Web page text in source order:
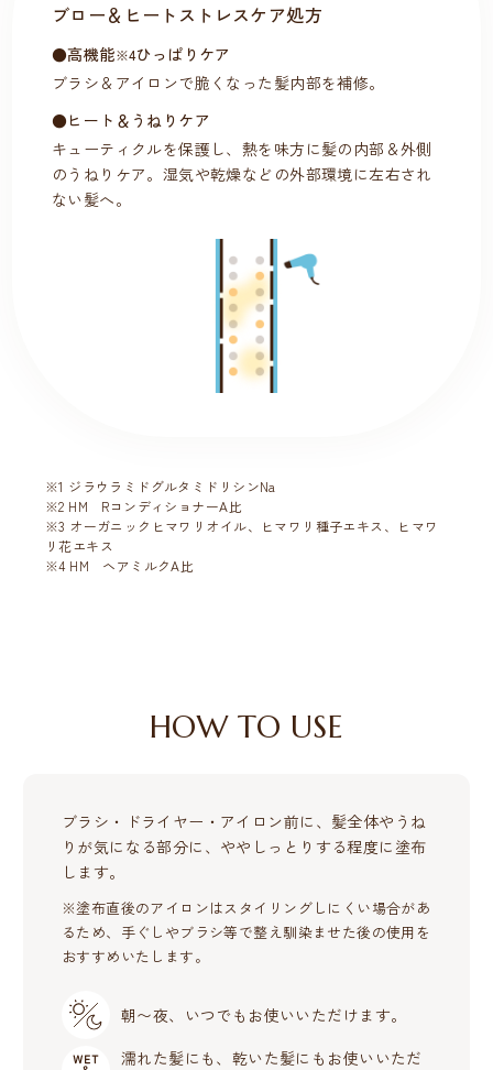
ブロー＆ヒートストレスケア処方
●高機能※4ひっぱりケア
ブラシ＆アイロンで脆くなった髪内部を補修。
●ヒート＆うねりケア
キューティクルを保護し、熱を味方に髪の内部＆外側
のうねりケア。湿気や乾燥などの外部環境に左右され
ない髪へ。
※1 ジラウラミドグルタミドリシンNa
※2 HM RコンディショナーA比
※3 オーガニックヒマワリオイル、ヒマワリ種子エキス、ヒマワ
リ花エキス
※4 HM ヘアミルクA比
HOW TO USE
ブラシ・ドライヤー・アイロン前に、髪全体やうね
りが気になる部分に、ややしっとりする程度に塗布
します。
※塗布直後のアイロンはスタイリングしにくい場合があ
るため、手ぐしやブラシ等で整え馴染ませた後の使用を
おすすめいたします。
朝〜夜、いつでもお使いいただけます。
濡れた髪にも、乾いた髪にもお使いいただ